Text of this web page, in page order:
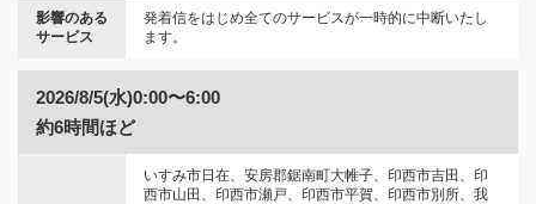
影響のある
サービス
発着信をはじめ全てのサービスが一時的に中断いたし
ます。
2026/8/5(水)0:00〜6:00
約6時間ほど
いすみ市日在、安房郡鋸南町大帷子、印西市吉田、印
西市山田、印西市瀬戸、印西市平賀、印西市別所、我